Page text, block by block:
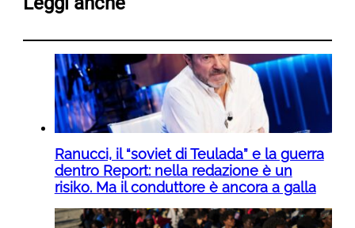
Ranucci, il “soviet di Teulada” e la guerra
dentro Report: nella redazione è un
risiko. Ma il conduttore è ancora a galla